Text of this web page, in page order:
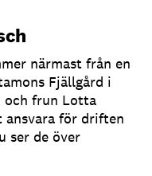
närmast från en
Fjällgård i
och frun Lotta
för driften
ser de över